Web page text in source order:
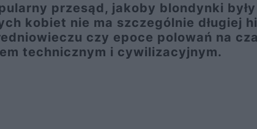
przesąd, jakoby blondynki
kobiet nie ma szczególnie długiej
czy epoce polowań na
technicznym i cywilizacyjnym.